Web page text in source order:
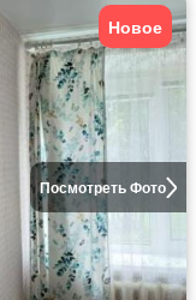
Посмотреть Фото
Новое